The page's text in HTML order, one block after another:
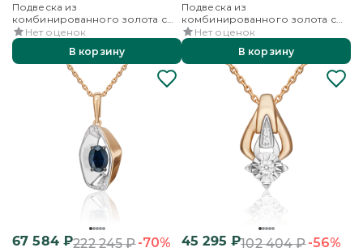
Подвеска из
комбинированного золота с
бриллиантом
Нет оценок
В корзину
Подвеска из
комбинированного золота с
сапфиром и бриллиантами
Нет оценок
В корзину
67 584₽222 245₽-70% 45 295 ₽102 404₽-56%